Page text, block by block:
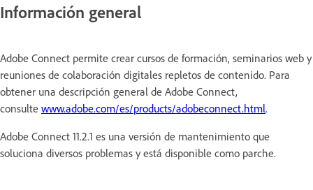
Información general
Adobe Connect permite crear cursos de formación, seminarios web y
reuniones de colaboración digitales repletos de contenido. Para
obtener una descripción general de Adobe Connect,
consulte www.adobe.com/es/products/adobeconnect.html.
Adobe Connect 11.2.1 es una versión de mantenimiento que
soluciona diversos problemas y está disponible como parche.